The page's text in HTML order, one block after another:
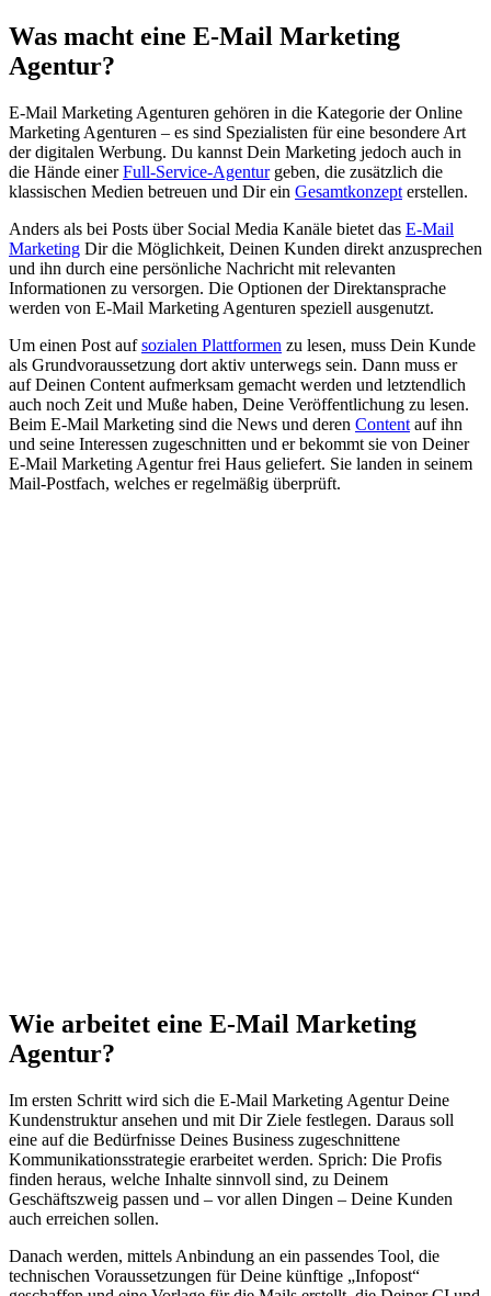
Was macht eine E-Mail Marketing
Agentur?
E-Mail Marketing Agenturen gehören in die Kategorie der Online
Marketing Agenturen – es sind Spezialisten für eine besondere Art
der digitalen Werbung. Du kannst Dein Marketing jedoch auch in
die Hände einerFull-Service-Agenturgeben, die zusätzlich die
klassischen Medien betreuen und Dir ein Gesamtkonzept erstellen.
Anders als bei Posts über Social Media Kanäle bietet das E-Mail
Marketing Dir die Möglichkeit, Deinen Kunden direkt anzusprechen
und ihn durch eine persönliche Nachricht mit relevanten
Informationen zu versorgen. Die Optionen der Direktansprache
werden von E-Mail Marketing Agenturen speziell ausgenutzt.
Um einen Post aufsozialen Plattformen zu lesen, muss Dein Kunde
als Grundvoraussetzung dort aktiv unterwegs sein. Dann muss er
auf Deinen Content aufmerksam gemacht werden und letztendlich
auch noch Zeit und Muße haben, Deine Veröffentlichung zu lesen.
Beim E-Mail Marketing sind die News und deren Content auf ihn
und seine Interessen zugeschnitten und er bekommt sie von Deiner
E-Mail Marketing Agentur frei Haus geliefert. Sie landen in seinem
Mail-Postfach, welches er regelmäßig überprüft.
Wie arbeitet eine E-Mail Marketing
Agentur?
Im ersten Schritt wird sich die E-Mail Marketing Agentur Deine
Kundenstruktur ansehen und mit Dir Ziele festlegen. Daraus soll
eine auf die Bedürfnisse Deines Business zugeschnittene
Kommunikationsstrategie erarbeitet werden. Sprich: Die Profis
finden heraus, welche Inhalte sinnvoll sind, zu Deinem
Geschäftszweig passen und – vor allen Dingen – Deine Kunden
auch erreichen sollen.
Danach werden, mittels Anbindung an ein passendes Tool, die
technischen Voraussetzungen für Deine künftige „Infopost“